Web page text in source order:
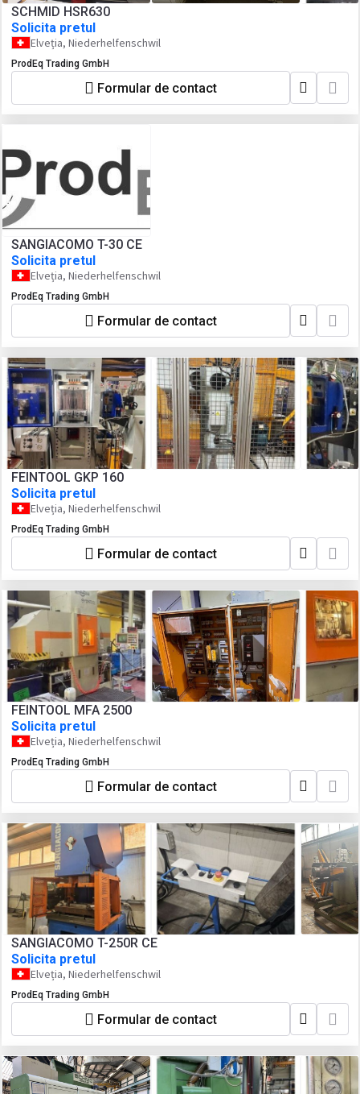
SCHMID HSR630
Solicita pretul
Elveția, Niederhelfenschwil
ProdEq Trading GmbH
Formular de contact
SANGIACOMO T-30 CE
Solicita pretul
Elveția, Niederhelfenschwil
ProdEq Trading GmbH
Formular de contact
FEINTOOL GKP 160
Solicita pretul
Elveția, Niederhelfenschwil
ProdEq Trading GmbH
Formular de contact
FEINTOOL MFA 2500
Solicita pretul
Elveția, Niederhelfenschwil
ProdEq Trading GmbH
Formular de contact
SANGIACOMO T-250R CE
Solicita pretul
Elveția, Niederhelfenschwil
ProdEq Trading GmbH
Formular de contact